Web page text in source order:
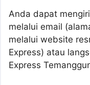
Anda dapat
melalui email
melalui website
Express) atau
Express